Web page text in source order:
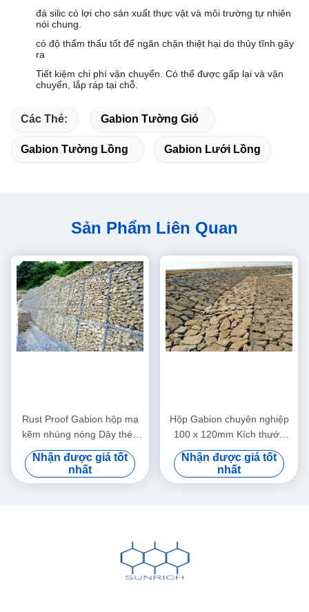
đá silic có lợi cho sản xuất thực vật và môi trường tự nhiên
nói chung.
có độ thẩm thấu tốt để ngăn chặn thiệt hại do thủy tĩnh gây
ra
Tiết kiệm chi phí vận chuyển. Có thể được gấp lại và vận
chuyển, lắp ráp tại chỗ.
Các Thẻ: Gabion Tường Giỏ
Gabion Tường Lồng Gabion Lưới Lồng
Sản Phẩm Liên Quan
Rust Proof Gabion hộp mạ
kẽm nhúng nóng Dây thép
carbon thấp Gabion lưới
lồng
Nhận được giá tốt
nhất
Hộp Gabion chuyên nghiệp
100 x 120mm Kích thước
lưới cho các sườn dốc
Nhận được giá tốt
nhất